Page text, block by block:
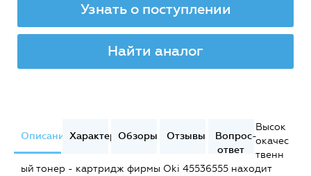
Узнать о поступлении
Найти аналог
ОписаниеХарактеристики
Обзоры Отзывы
Вопрос-
ответ
Высок
окачес
твенн
ый тонер - картридж фирмы Oki 45536555 находит